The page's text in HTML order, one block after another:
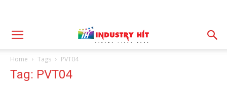
Home Tags PVT04
Tag: PVT04